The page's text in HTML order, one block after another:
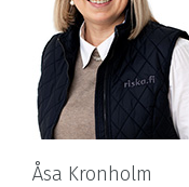
Åsa Kronholm